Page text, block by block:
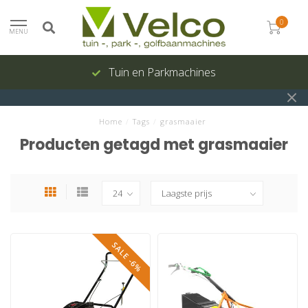
MENU
0
Tuin en Parkmachines
Home Tags grasmaaier
Producten getagd met grasmaaier
SALE -6%